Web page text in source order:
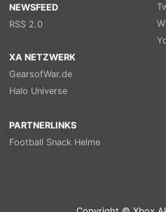
NEWSFEED
RSS 2.0
XA NETZWERK
GearsofWar.de
Halo Universe
PARTNERLINKS
Football Snack Helme